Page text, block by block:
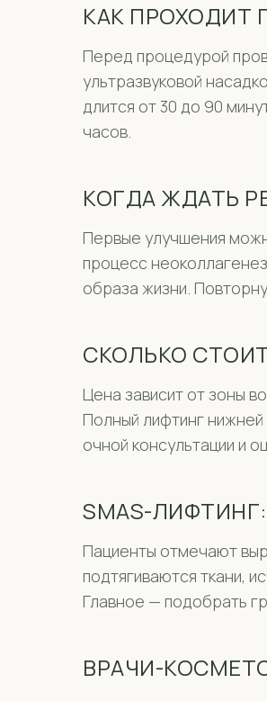
КАК ПРОХОДИТ
Перед процедурой
ультразвуковой
длится от 30 до 90
часов.
КОГДА ЖДАТЬ
Первые улучшения
процесс
образа жизни.
СКОЛЬКО
Цена зависит от зоны
Полный лифтинг
очной консультации и
SMAS-
Пациенты отмечают
подтягиваются ткани,
Главное — подобрать
ВРАЧИ-